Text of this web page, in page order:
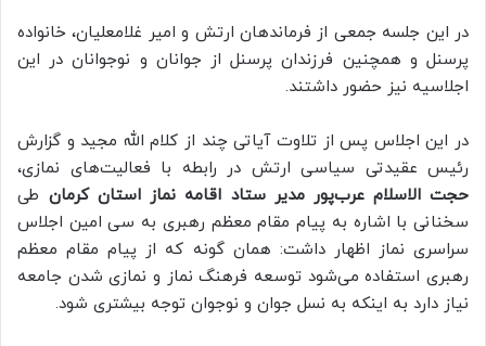
در این جلسه جمعی از فرماندهان ارتش و امیر غلامعلیان، خانواده
پرسنل و همچنین فرزندان پرسنل از جوانان و نوجوانان در این
اجلاسیه نیز حضور داشتند.
در این اجلاس پس از تلاوت آیاتی چند از کلام الله مجید و گزارش
رئیس عقیدتی سیاسی ارتش در رابطه با فعالیت‌های نمازی،
حجت الاسلام عرب‌پور مدیر ستاد اقامه نماز استان کرمانطی
سخنانی با اشاره به پیام مقام معظم رهبری به سی امین اجلاس
سراسری نماز اظهار داشت: همان گونه که از پیام مقام معظم
رهبری استفاده می‌شود توسعه فرهنگ نماز و نمازی شدن جامعه
نیاز دارد به اینکه به نسل جوان و نوجوان توجه بیشتری شود.